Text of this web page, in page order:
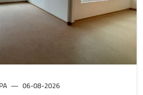
06-08-2026